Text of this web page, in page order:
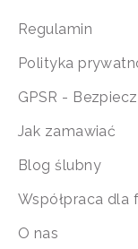
Regulamin
Polityka
GPSR -
Jak zamawiać
Blog ślubny
Współpraca dla
O nas